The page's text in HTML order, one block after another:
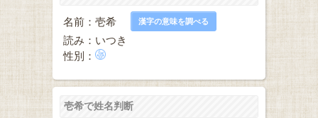
名前：壱希 漢字の意味を調べる
読み：いつき
性別：
壱希で姓名判断